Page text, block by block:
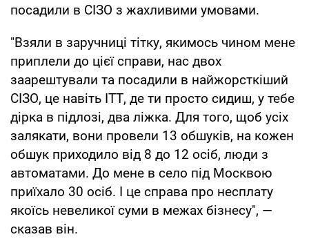
посадили в СІЗО з жахливими умовами.
"Взяли в заручниці тітку, якимось чином мене
приплели до цієї справи, нас двох
заарештували та посадили в найжорсткіший
СІЗО, це навіть ІТТ, де ти просто сидиш, у тебе
дірка в підлозі, два ліжка. Для того, щоб усіх
залякати, вони провели 13 обшуків, на кожен
обшук приходило від 8 до 12 осіб, люди з
автоматами. До мене в село під Москвою
приїхало 30 осіб. І це справа про несплату
якоїсь невеликої суми в межах бізнесу", —
сказав він.